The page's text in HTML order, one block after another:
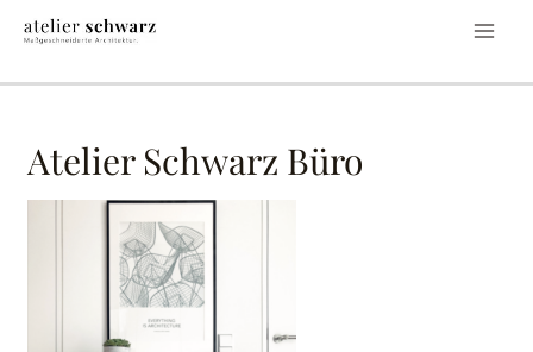
Atelier Schwarz Büro